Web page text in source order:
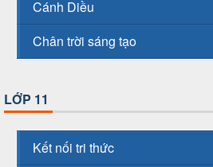
Cánh Diều
Chân trời sáng tạo
LỚP 11
Kết nối tri thức